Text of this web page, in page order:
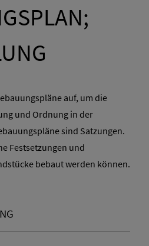
auf, um die
und Ordnung in der
sind Satzungen.
Festsetzungen und
bebaut werden können.